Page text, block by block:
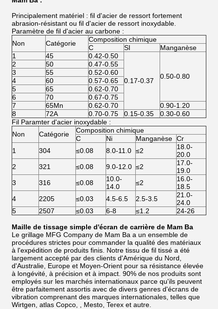
Principalement matériel : fil d'acier de ressort fortement
abrasion-résistant ou fil d'acier de ressort inoxydable.
Paramètre de fil d'acier au carbone :
Non
Catégorie
Composition chimique
C
SI
Manganèse
1
45 0.42-0.50
0.17-0.37
0.50-0.80
2 50
0.47-0.55
3
55
0.52-0.60
4
60
0.57-0.65
5
65
0.62-0.70
6
70
0.67-0.75
7
65Mn 0.62-0.70
0.90-1.20
8
72A 0.70-0.75 0.15-0.35
0.30-0.60
Fil Paramter d'acier inoxydable :
Non
Catégorie
Composition chimique
C
Ni Manganèse Cr
1
304 ≤0.08 8.0-11.0 ≤2
18.0-
20.0
2
321 ≤0.08 9.0-12.0 ≤2
17.0-
19.0
3
316 ≤0.08
10.0-
14.0
≤2
16.0-
18.5
4
2205 ≤0.03 4.5-6.5 2.5-3.5
21.0-
24.0
5
2507 ≤0.03 6-8 ≤1.2 24-26
Maille de tissage simple d'écran de carrière de Mam Ba
Le grillage MFG Company de Mam Ba a un ensemble de
procédures strictes pour commander la qualité des matériaux
à l'expédition de produits finis. Notre tissu de fil tissé a été
largement accepté par des clients d'Amérique du Nord,
d'Australie, Europe et Moyen-Orient pour sa résistance élevée
à longévité, à précision et à impact. 90% de nos produits sont
employés sur les marchés internationaux parce qu'ils peuvent
être parfaitement assortis avec de divers genres d'écrans de
vibration comprenant des marques internationales, telles que
Wirtgen, atlas Copco, , Mesto, Terex et autre.